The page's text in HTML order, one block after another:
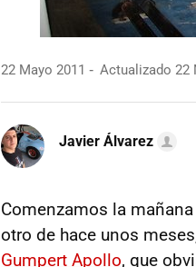
22 Mayo 2011 Actualizado 22
Javier Álvarez
Comenzamos la
otro de hace unos
Gumpert Apollo, que